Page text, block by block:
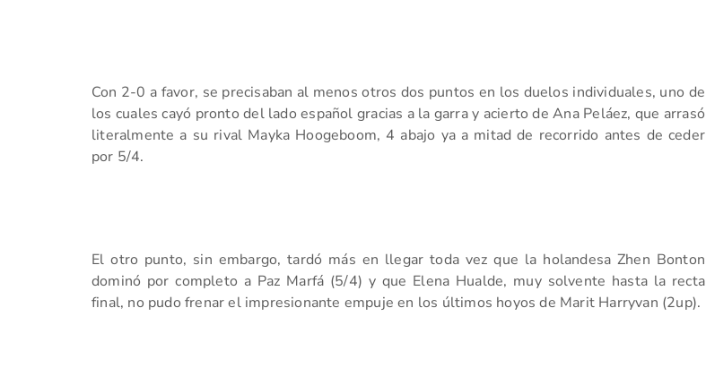
Con 2-0 a favor, se precisaban al menos otros dos puntos en los duelos individuales, uno de
los cuales cayó pronto del lado español gracias a la garra y acierto de Ana Peláez, que arrasó
literalmente a su rival Mayka Hoogeboom, 4 abajo ya a mitad de recorrido antes de ceder
por 5/4.
El otro punto, sin embargo, tardó más en llegar toda vez que la holandesa Zhen Bonton
dominó por completo a Paz Marfá (5/4) y que Elena Hualde, muy solvente hasta la recta
final, no pudo frenar el impresionante empuje en los últimos hoyos de Marit Harryvan (2up).